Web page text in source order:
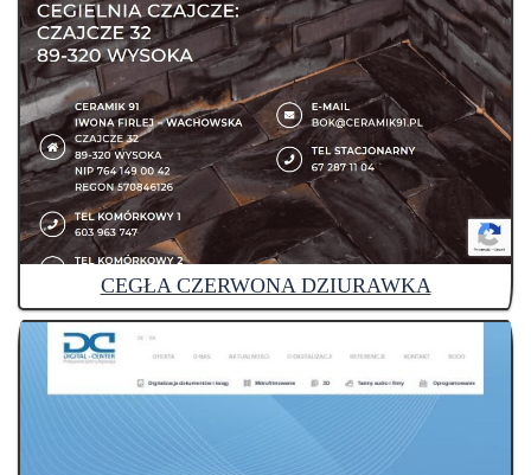
CEGŁA CZERWONA DZIURAWKA